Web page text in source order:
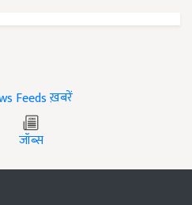
ख़बरें
जॉब्स